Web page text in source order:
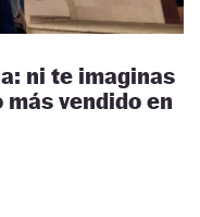
ni te imaginas
vendido en